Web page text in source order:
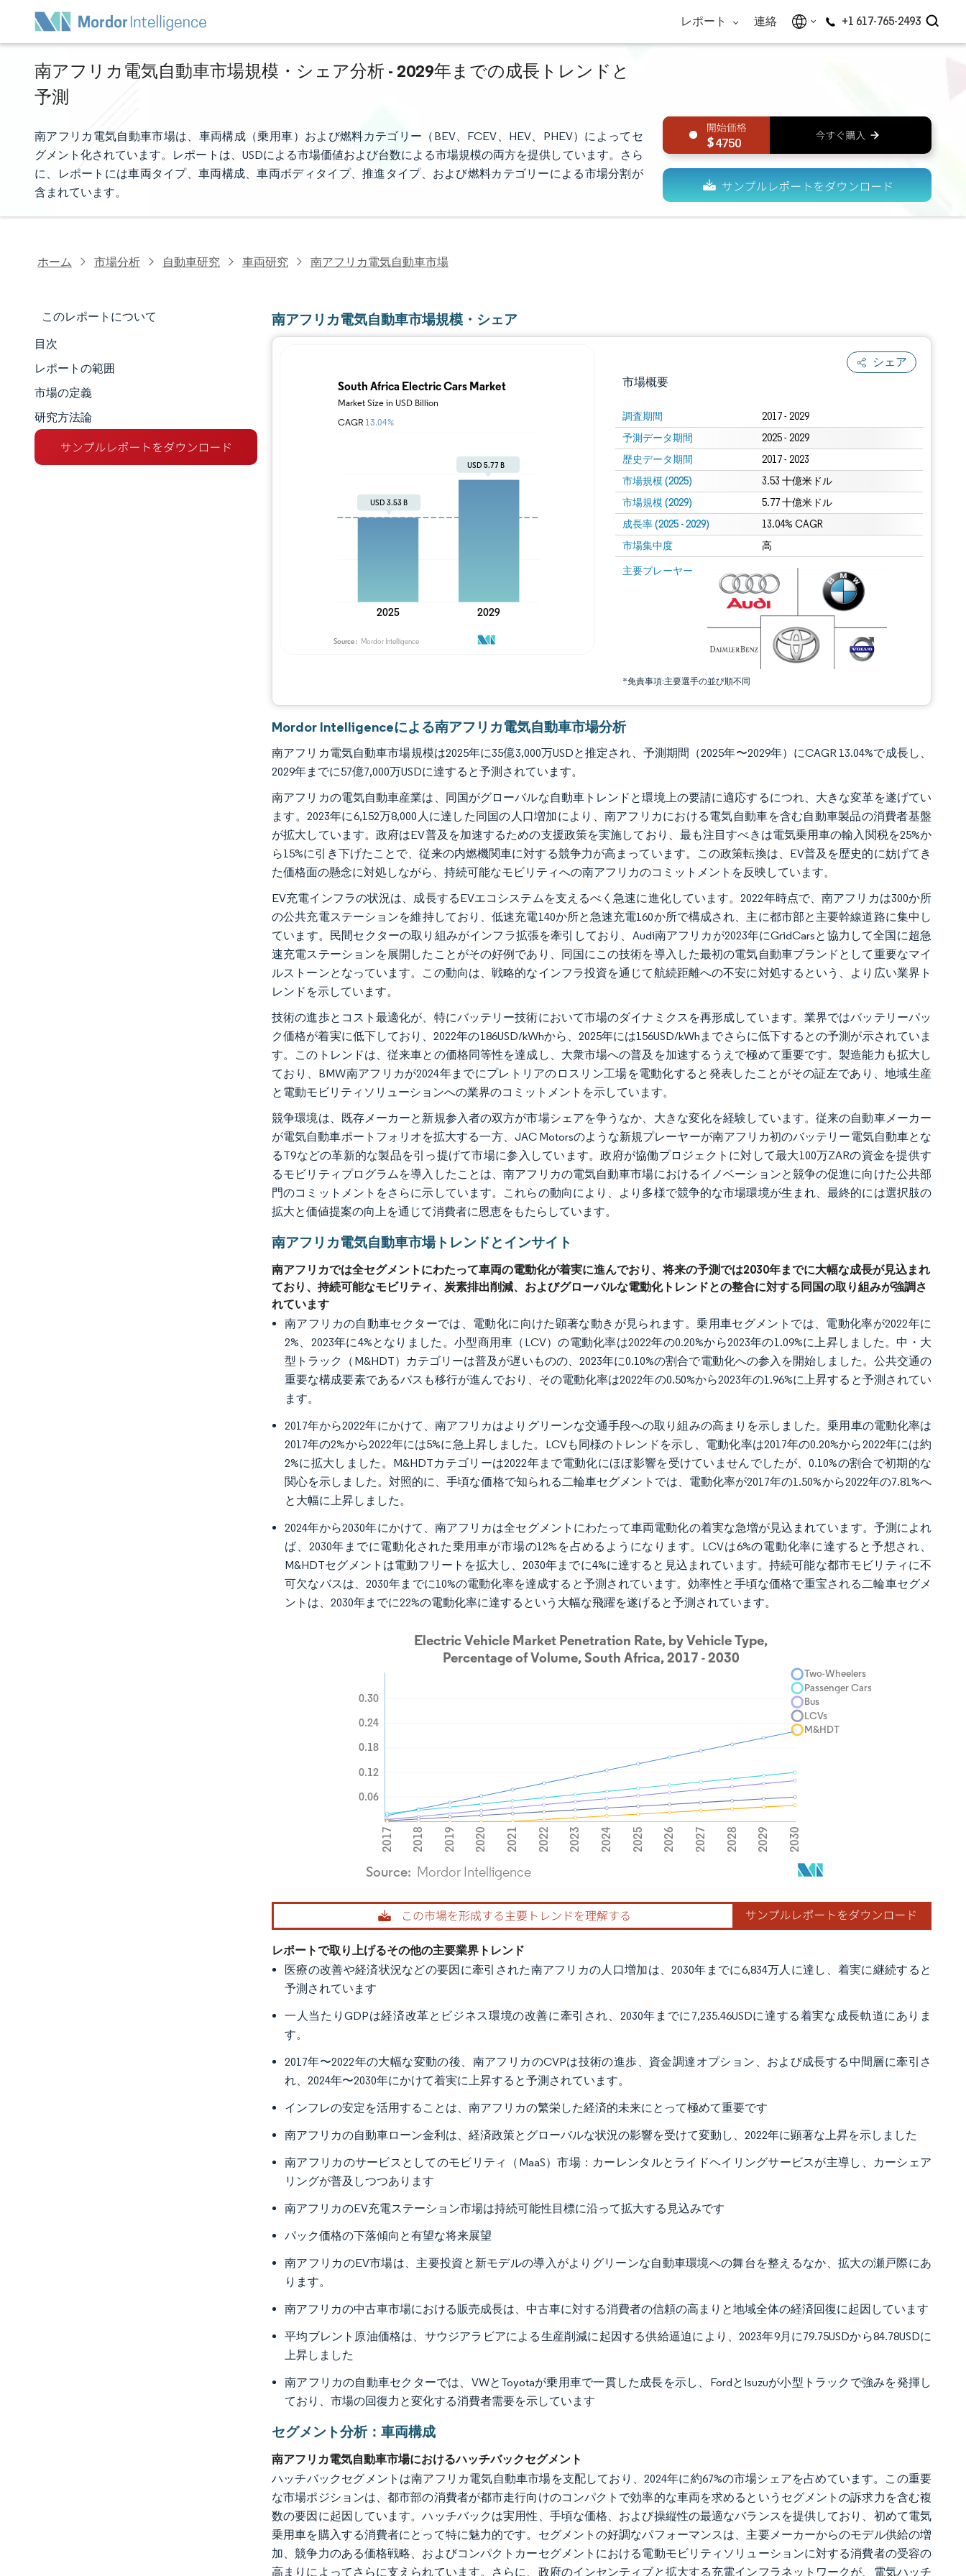
レポート 連絡 +1 617-765-2493
南アフリカ電気自動車市場規模・シェア分析 - 2029年までの成長トレンドと
予測
南アフリカ電気自動車市場は、車両構成（乗用車）および燃料カテゴリー（BEV、FCEV、HEV、PHEV）によってセ
グメント化されています。レポートは、USDによる市場価値および台数による市場規模の両方を提供しています。さら
に、レポートには車両タイプ、車両構成、車両ボディタイプ、推進タイプ、および燃料カテゴリーによる市場分割が
含まれています。
4750
ホーム 市場分析 自動車研究 車両研究 南アフリカ電気自動車市場
このレポートについて
マーケットスナップショット
市場分析
主な市場動向
セグメント分析
目次
レポートの範囲
市場の定義
研究方法論
南アフリカ電気自動車市場規模・シェア
シェア
市場概要
調査期間 2017 - 2029
予測データ期間 2025 - 2029
歴史データ期間 2017 - 2023
市場規模 (2025) 3.53 十億米ドル
市場規模 (2029) 5.77 十億米ドル
成長率 (2025 - 2029) 13.04% CAGR
市場集中度 高
主要プレーヤー
*免責事項:主要選手の並び順不同
画像 © Mordor Intelligence。再利用にはCC BY 4.0の表示が必要です。
画像 © Mordor Intelligence。再利用にはCC BY 4.0の表示が必要です。
Mordor Intelligenceによる南アフリカ電気自動車市場分析
南アフリカ電気自動車市場規模は2025年に35億3,000万USDと推定され、予測期間（2025年〜2029年）にCAGR 13.04%で成長し、
2029年までに57億7,000万USDに達すると予測されています。
南アフリカの電気自動車産業は、同国がグローバルな自動車トレンドと環境上の要請に適応するにつれ、大きな変革を遂げてい
ます。2023年に6,152万8,000人に達した同国の人口増加により、南アフリカにおける電気自動車を含む自動車製品の消費者基盤
が拡大しています。政府はEV普及を加速するための支援政策を実施しており、最も注目すべきは電気乗用車の輸入関税を25%か
ら15%に引き下げたことで、従来の内燃機関車に対する競争力が高まっています。この政策転換は、EV普及を歴史的に妨げてき
た価格面の懸念に対処しながら、持続可能なモビリティへの南アフリカのコミットメントを反映しています。
EV充電インフラの状況は、成長するEVエコシステムを支えるべく急速に進化しています。2022年時点で、南アフリカは300か所
の公共充電ステーションを維持しており、低速充電140か所と急速充電160か所で構成され、主に都市部と主要幹線道路に集中し
ています。民間セクターの取り組みがインフラ拡張を牽引しており、Audi南アフリカが2023年にGridCarsと協力して全国に超急
速充電ステーションを展開したことがその好例であり、同国にこの技術を導入した最初の電気自動車ブランドとして重要なマイ
ルストーンとなっています。この動向は、戦略的なインフラ投資を通じて航続距離への不安に対処するという、より広い業界ト
レンドを示しています。
技術の進歩とコスト最適化が、特にバッテリー技術において市場のダイナミクスを再形成しています。業界ではバッテリーパッ
ク価格が着実に低下しており、2022年の186USD/kWhから、2025年には156USD/kWhまでさらに低下するとの予測が示されていま
す。このトレンドは、従来車との価格同等性を達成し、大衆市場への普及を加速するうえで極めて重要です。製造能力も拡大し
ており、BMW南アフリカが2024年までにプレトリアのロスリン工場を電動化すると発表したことがその証左であり、地域生産
と電動モビリティソリューションへの業界のコミットメントを示しています。
競争環境は、既存メーカーと新規参入者の双方が市場シェアを争うなか、大きな変化を経験しています。従来の自動車メーカー
が電気自動車ポートフォリオを拡大する一方、JAC Motorsのような新規プレーヤーが南アフリカ初のバッテリー電気自動車とな
るT9などの革新的な製品を引っ提げて市場に参入しています。政府が協働プロジェクトに対して最大100万ZARの資金を提供す
るモビリティプログラムを導入したことは、南アフリカの電気自動車市場におけるイノベーションと競争の促進に向けた公共部
門のコミットメントをさらに示しています。これらの動向により、より多様で競争的な市場環境が生まれ、最終的には選択肢の
拡大と価値提案の向上を通じて消費者に恩恵をもたらしています。
南アフリカ電気自動車市場トレンドとインサイト
南アフリカでは全セグメントにわたって車両の電動化が着実に進んでおり、将来の予測では2030年までに大幅な成長が見込まれ
ており、持続可能なモビリティ、炭素排出削減、およびグローバルな電動化トレンドとの整合に対する同国の取り組みが強調さ
れています
南アフリカの自動車セクターでは、電動化に向けた顕著な動きが見られます。乗用車セグメントでは、電動化率が2022年に
2%、2023年に4%となりました。小型商用車（LCV）の電動化率は2022年の0.20%から2023年の1.09%に上昇しました。中・大
型トラック（M&HDT）カテゴリーは普及が遅いものの、2023年に0.10%の割合で電動化への参入を開始しました。公共交通の
重要な構成要素であるバスも移行が進んでおり、その電動化率は2022年の0.50%から2023年の1.96%に上昇すると予測されてい
ます。
2017年から2022年にかけて、南アフリカはよりグリーンな交通手段への取り組みの高まりを示しました。乗用車の電動化率は
2017年の2%から2022年には5%に急上昇しました。LCVも同様のトレンドを示し、電動化率は2017年の0.20%から2022年には約
2%に拡大しました。M&HDTカテゴリーは2022年まで電動化にほぼ影響を受けていませんでしたが、0.10%の割合で初期的な
関心を示しました。対照的に、手頃な価格で知られる二輪車セグメントでは、電動化率が2017年の1.50%から2022年の7.81%へ
と大幅に上昇しました。
2024年から2030年にかけて、南アフリカは全セグメントにわたって車両電動化の着実な急増が見込まれています。予測によれ
ば、2030年までに電動化された乗用車が市場の12%を占めるようになります。LCVは6%の電動化率に達すると予想され、
M&HDTセグメントは電動フリートを拡大し、2030年までに4%に達すると見込まれています。持続可能な都市モビリティに不
可欠なバスは、2030年までに10%の電動化率を達成すると予測されています。効率性と手頃な価格で重宝される二輪車セグメ
ントは、2030年までに22%の電動化率に達するという大幅な飛躍を遂げると予測されています。
画像 © Mordor Intelligence。再利用にはCC BY 4.0の表示が必要です。
レポートで取り上げるその他の主要業界トレンド
医療の改善や経済状況などの要因に牽引された南アフリカの人口増加は、2030年までに6,834万人に達し、着実に継続すると
予測されています
一人当たりGDPは経済改革とビジネス環境の改善に牽引され、2030年までに7,235.46USDに達する着実な成長軌道にありま
す。
2017年〜2022年の大幅な変動の後、南アフリカのCVPは技術の進歩、資金調達オプション、および成長する中間層に牽引さ
れ、2024年〜2030年にかけて着実に上昇すると予測されています。
インフレの安定を活用することは、南アフリカの繁栄した経済的未来にとって極めて重要です
南アフリカの自動車ローン金利は、経済政策とグローバルな状況の影響を受けて変動し、2022年に顕著な上昇を示しました
南アフリカのサービスとしてのモビリティ（MaaS）市場：カーレンタルとライドヘイリングサービスが主導し、カーシェア
リングが普及しつつあります
南アフリカのEV充電ステーション市場は持続可能性目標に沿って拡大する見込みです
パック価格の下落傾向と有望な将来展望
南アフリカのEV市場は、主要投資と新モデルの導入がよりグリーンな自動車環境への舞台を整えるなか、拡大の瀬戸際にあ
ります。
南アフリカの中古車市場における販売成長は、中古車に対する消費者の信頼の高まりと地域全体の経済回復に起因しています
平均ブレント原油価格は、サウジアラビアによる生産削減に起因する供給逼迫により、2023年9月に79.75USDから84.78USDに
上昇しました
南アフリカの自動車セクターでは、VWとToyotaが乗用車で一貫した成長を示し、FordとIsuzuが小型トラックで強みを発揮し
ており、市場の回復力と変化する消費者需要を示しています
セグメント分析：車両構成
南アフリカ電気自動車市場におけるハッチバックセグメント
ハッチバックセグメントは南アフリカ電気自動車市場を支配しており、2024年に約67%の市場シェアを占めています。この重要
な市場ポジションは、都市部の消費者が都市走行向けのコンパクトで効率的な車両を求めるというセグメントの訴求力を含む複
数の要因に起因しています。ハッチバックは実用性、手頃な価格、および操縦性の最適なバランスを提供しており、初めて電気
乗用車を購入する消費者にとって特に魅力的です。セグメントの好調なパフォーマンスは、主要メーカーからのモデル供給の増
加、競争力のある価格戦略、およびコンパクトカーセグメントにおける電動モビリティソリューションに対する消費者の受容の
高まりによってさらに支えられています。さらに、政府のインセンティブと拡大する充電インフラネットワークが、電気ハッチ